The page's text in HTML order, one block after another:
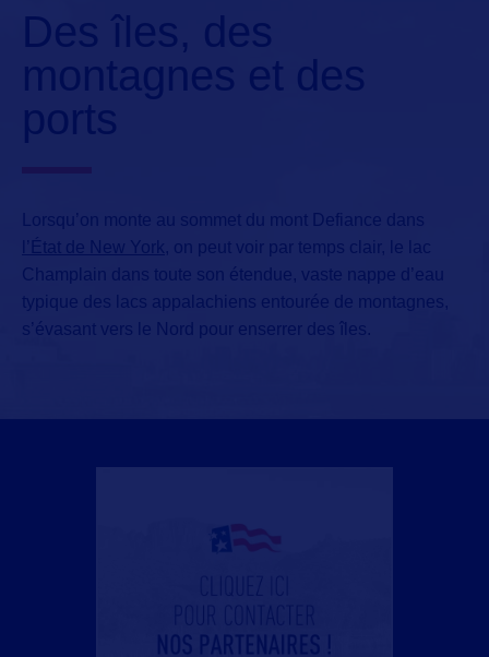
Des îles, des
montagnes et des
Lorsqu’on monte au sommet du mont Defiance dans
l’État de New York , on peut voir par temps clair, le lac
Champlain
dans toute son étendue, vaste nappe d’eau
typique des lacs appalachiens entourée de montagnes,
s’évasant vers le Nord pour enserrer des îles.